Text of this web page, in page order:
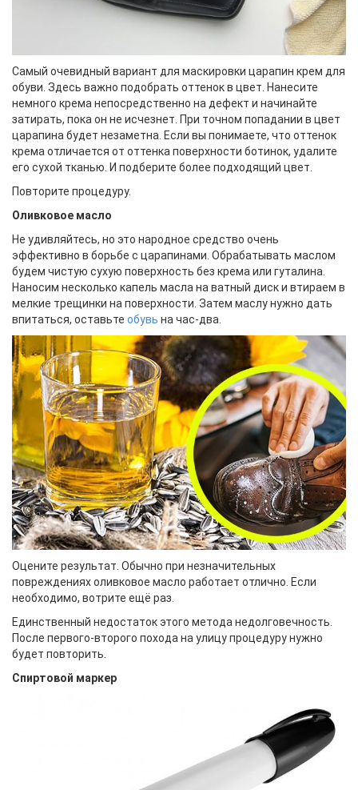
Самый очевидный вариант для маскировки царапин крем для
обуви. Здесь важно подобрать оттенок в цвет. Нанесите
немного крема непосредственно на дефект и начинайте
затирать, пока он не исчезнет. При точном попадании в цвет
царапина будет незаметна. Если вы понимаете, что оттенок
крема отличается от оттенка поверхности ботинок, удалите
его сухой тканью. И подберите более подходящий цвет.
Повторите процедуру.
Оливковое масло
Не удивляйтесь, но это народное средство очень
эффективно в борьбе с царапинами. Обрабатывать маслом
будем чистую сухую поверхность без крема или гуталина.
Наносим несколько капель масла на ватный диск и втираем в
мелкие трещинки на поверхности. Затем маслу нужно дать
впитаться, оставьте обувь на час-два.
Оцените результат. Обычно при незначительных
повреждениях оливковое масло работает отлично. Если
необходимо, вотрите ещё раз.
Единственный недостаток этого метода недолговечность.
После первого-второго похода на улицу процедуру нужно
будет повторить.
Спиртовой маркер